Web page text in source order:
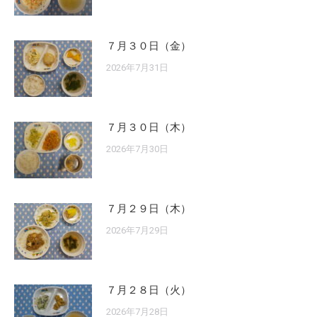
７月３０日（金）
2026年7月31日
７月３０日（木）
2026年7月30日
７月２９日（木）
2026年7月29日
７月２８日（火）
2026年7月28日